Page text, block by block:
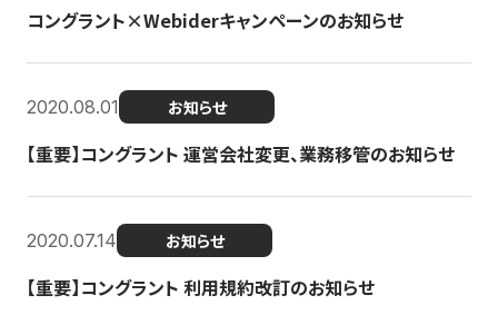
コングラント×Webiderキャンペーンのお知らせ
2020.08.01 お知らせ
【重要】コングラント 運営会社変更、業務移管のお知らせ
2020.07.14 お知らせ
【重要】コングラント 利用規約改訂のお知らせ